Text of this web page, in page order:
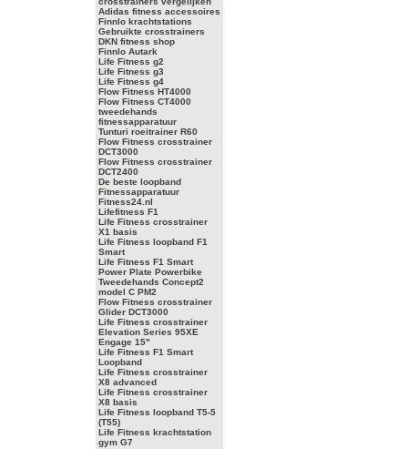
Adidas fitness accessoires
Finnlo krachtstations
Gebruikte crosstrainers
DKN fitness shop
Finnlo Autark
Life Fitness g2
Life Fitness g3
Life Fitness g4
Flow Fitness HT4000
Flow Fitness CT4000
tweedehands
fitnessapparatuur
Tunturi roeitrainer R60
Flow Fitness crosstrainer
DCT3000
Flow Fitness crosstrainer
DCT2400
De beste loopband
Fitnessapparatuur
Fitness24.nl
Lifefitness F1
Life Fitness crosstrainer
X1 basis
Life Fitness loopband F1
Smart
Life Fitness F1 Smart
Power Plate Powerbike
Tweedehands Concept2
model C PM2
Flow Fitness crosstrainer
Glider DCT3000
Life Fitness crosstrainer
Elevation Series 95XE
Engage 15"
Life Fitness F1 Smart
Loopband
Life Fitness crosstrainer
X8 advanced
Life Fitness crosstrainer
X8 basis
Life Fitness loopband T5-5
(T55)
Life Fitness krachtstation
gym G7